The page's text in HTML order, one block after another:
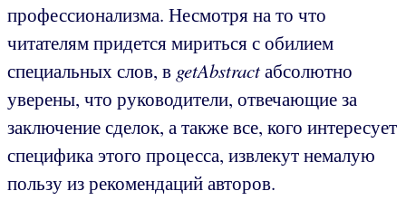
профессионализма. Несмотря на то что
читателям придется мириться с обилием
специальных слов, в getAbstractабсолютно
уверены, что руководители, отвечающие за
заключение сделок, а также все, кого интересует
специфика этого процесса, извлекут немалую
пользу из рекомендаций авторов.